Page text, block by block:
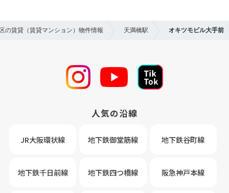
の賃貸（賃貸マンション）物件情報 天満橋駅 オキツモビル大手前
人気の沿線
JR大阪環状線 地下鉄御堂筋線 地下鉄谷町線
地下鉄千日前線 地下鉄四つ橋線 阪急神戸本線